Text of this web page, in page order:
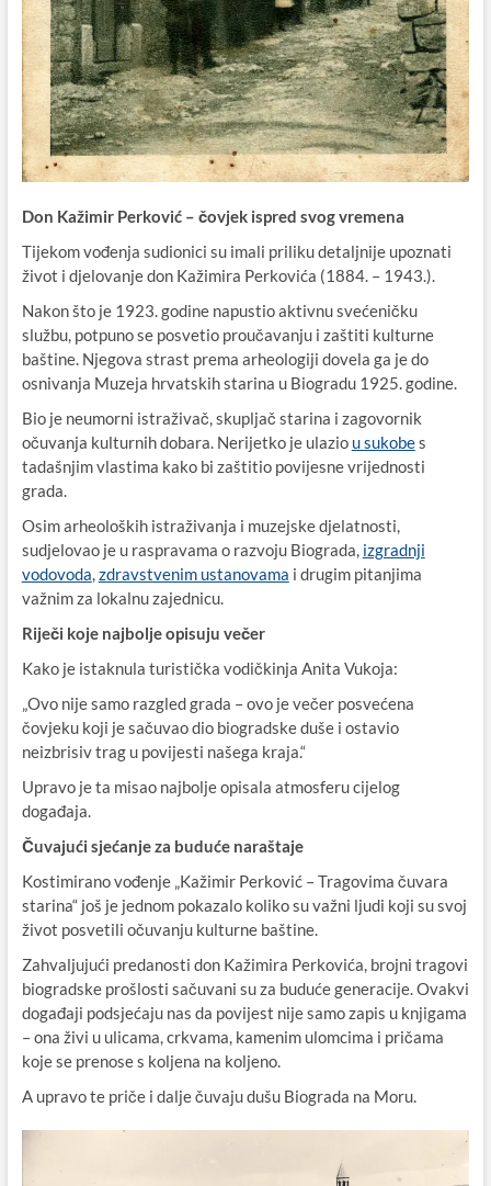
Don Kažimir Perković – čovjek ispred svog vremena
Tijekom vođenja sudionici su imali priliku detaljnije upoznati
život i djelovanje don Kažimira Perkovića (1884. – 1943.).
Nakon što je 1923. godine napustio aktivnu svećeničku
službu, potpuno se posvetio proučavanju i zaštiti kulturne
baštine. Njegova strast prema arheologiji dovela ga je do
osnivanja Muzeja hrvatskih starina u Biogradu 1925. godine.
Bio je neumorni istraživač, skupljač starina i zagovornik
očuvanja kulturnih dobara. Nerijetko je ulazio u sukobes
tadašnjim vlastima kako bi zaštitio povijesne vrijednosti
grada.
Osim arheoloških istraživanja i muzejske djelatnosti,
sudjelovao je u raspravama o razvoju Biograda, izgradnji
vodovoda,zdravstvenim ustanovama i drugim pitanjima
važnim za lokalnu zajednicu.
Riječi koje najbolje opisuju večer
Kako je istaknula turistička vodičkinja Anita Vukoja:
„Ovo nije samo razgled grada – ovo je večer posvećena
čovjeku koji je sačuvao dio biogradske duše i ostavio
neizbrisiv trag u povijesti našega kraja.“
Upravo je ta misao najbolje opisala atmosferu cijelog
događaja.
Čuvajući sjećanje za buduće naraštaje
Kostimirano vođenje „Kažimir Perković – Tragovima čuvara
starina“ još je jednom pokazalo koliko su važni ljudi koji su svoj
život posvetili očuvanju kulturne baštine.
Zahvaljujući predanosti don Kažimira Perkovića, brojni tragovi
biogradske prošlosti sačuvani su za buduće generacije. Ovakvi
događaji podsjećaju nas da povijest nije samo zapis u knjigama
– ona živi u ulicama, crkvama, kamenim ulomcima i pričama
koje se prenose s koljena na koljeno.
A upravo te priče i dalje čuvaju dušu Biograda na Moru.